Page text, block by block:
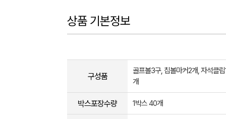
상품 기본정보
구성품
골프볼3구, 칩볼마커2개, 자석클
개
박스포장수량 1박스 40개